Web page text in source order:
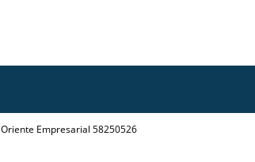
Oriente Empresarial 58250526